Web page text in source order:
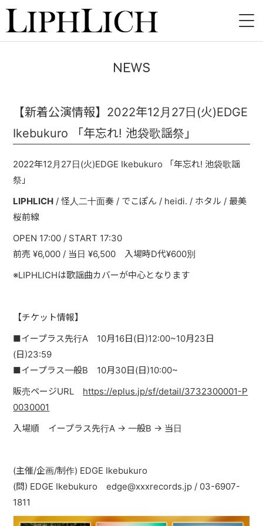
LIVE
INSTORE
BAND
DISCOGRAPHY
BLOG
PAST LIVE
CONTACT
MESSAGE
NEWS
【新着公演情報】2022年12月27日(火)EDGE
Ikebukuro 「年忘れ! 池袋歌謡祭」
2022年12月27日(火)EDGE Ikebukuro 「年忘れ! 池袋歌謡
祭」
LIPHLICH / 怪人二十面奏 / でこぽん / heidi. / ホタル / 最美
桜前線
OPEN 17:00 / START 17:30
前売 ¥6,000 / 当日 ¥6,500 入場時D代¥600別
※LIPHLICHは歌謡曲カバーが中心となります
【チケット情報】
■イープラス先行A 10月16日(日)12:00~10月23日
(日)23:59
■イープラス一般B 10月30日(日)10:00~
販売ページURL https://eplus.jp/sf/detail/3732300001-P
0030001
入場順 イープラス先行A → 一般B → 当日
(主催/企画/制作) EDGE Ikebukuro
(問) EDGE Ikebukuro edge@xxxrecords.jp / 03-6907-
1811